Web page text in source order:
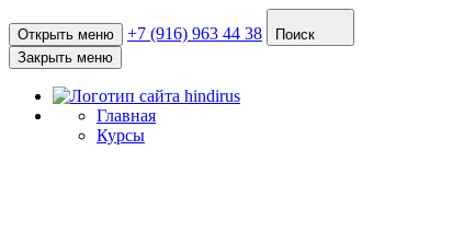
Открыть меню +7 (916) 963 44 38
Поиск
Закрыть меню
Главная
Курсы